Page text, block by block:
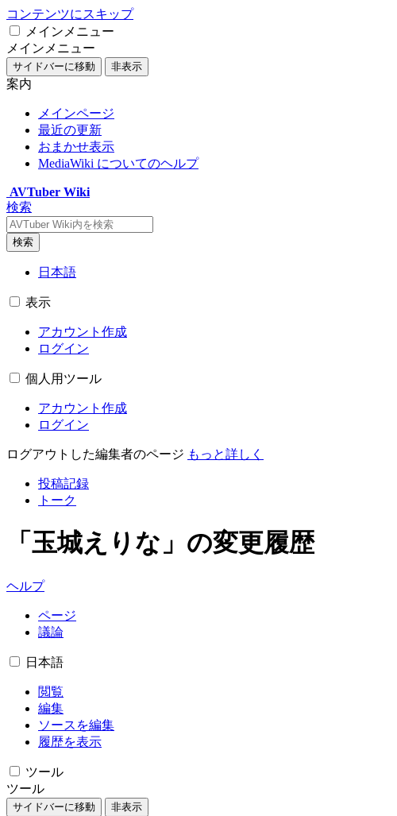
コンテンツにスキップ
メインメニュー
メインメニュー
サイドバーに移動 非表示
案内
メインページ
最近の更新
おまかせ表示
MediaWiki についてのヘルプ
AVTuber Wiki
検索
検索
日本語
表示
アカウント作成
ログイン
個人用ツール
アカウント作成
ログイン
ログアウトした編集者のページ もっと詳しく
投稿記録
トーク
「玉城えりな」の変更履歴
ヘルプ
ページ
議論
日本語
閲覧
編集
ソースを編集
履歴を表示
ツール
ツール
サイドバーに移動 非表示